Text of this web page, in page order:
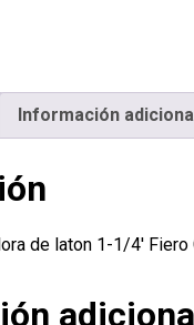
Información
de laton 1-1/4′